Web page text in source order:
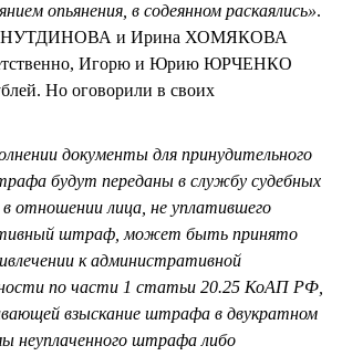
опьянения, в содеянном раскаялись».
и Ирина ХОМЯКОВА
Игорю и Юрию ЮРЧЕНКО
Но оговорили в своих
документы для принудительного
будут переданы в службу судебных
отношении лица, не уплатившего
штраф, может быть принято
к административной
по части 1 статьи 20.25 КоАП РФ,
взыскание штрафа в двукратном
неуплаченного штрафа либо